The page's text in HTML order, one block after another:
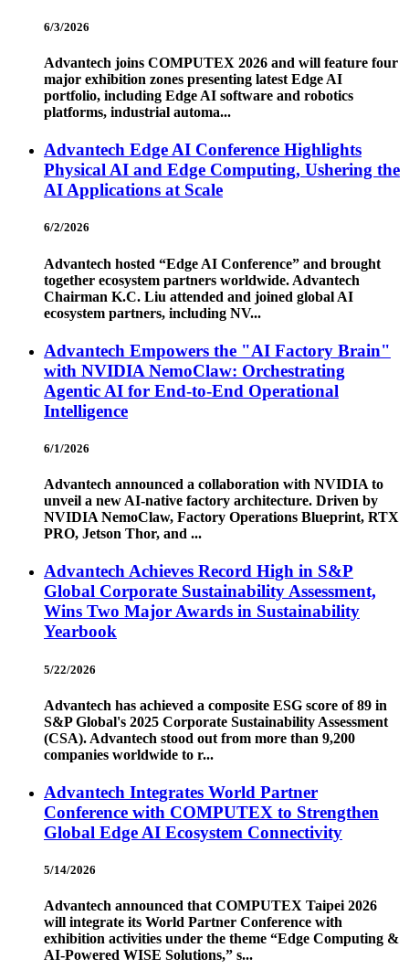
6/3/2026
Advantech joins COMPUTEX 2026 and will feature four
major exhibition zones presenting latest Edge AI
portfolio, including Edge AI software and robotics
platforms, industrial automa...
Advantech Edge AI Conference Highlights
Physical AI and Edge Computing, Ushering the
AI Applications at Scale
6/2/2026
Advantech hosted “Edge AI Conference” and brought
together ecosystem partners worldwide. Advantech
Chairman K.C. Liu attended and joined global AI
ecosystem partners, including NV...
Advantech Empowers the "AI Factory Brain"
with NVIDIA NemoClaw: Orchestrating
Agentic AI for End-to-End Operational
Intelligence
6/1/2026
Advantech announced a collaboration with NVIDIA to
unveil a new AI-native factory architecture. Driven by
NVIDIA NemoClaw, Factory Operations Blueprint, RTX
PRO, Jetson Thor, and ...
Advantech Achieves Record High in S&P
Global Corporate Sustainability Assessment,
Wins Two Major Awards in Sustainability
Yearbook
5/22/2026
Advantech has achieved a composite ESG score of 89 in
S&P Global's 2025 Corporate Sustainability Assessment
(CSA). Advantech stood out from more than 9,200
companies worldwide to r...
Advantech Integrates World Partner
Conference with COMPUTEX to Strengthen
Global Edge AI Ecosystem Connectivity
5/14/2026
Advantech announced that COMPUTEX Taipei 2026
will integrate its World Partner Conference with
exhibition activities under the theme “Edge Computing &
AI-Powered WISE Solutions,” s...